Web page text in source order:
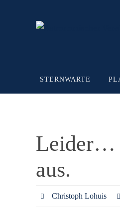
STERNWARTE
Leider…
aus.
Christoph Lohuis